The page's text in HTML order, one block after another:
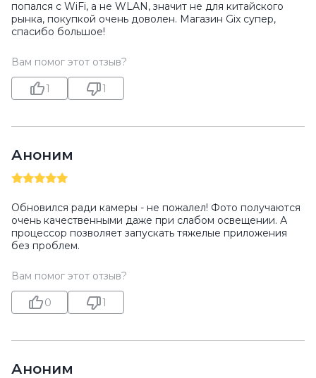
попался с WiFi, а не WLAN, значит не для китайского
рынка, покупкой очень доволен. Магазин Gix супер,
спасибо большое!
Вам помог этот отзыв?
1 1
Аноним
Обновился ради камеры - не пожалел! Фото получаются
очень качественными даже при слабом освещении. А
процессор позволяет запускать тяжелые приложения
без проблем.
Вам помог этот отзыв?
0 1
Аноним